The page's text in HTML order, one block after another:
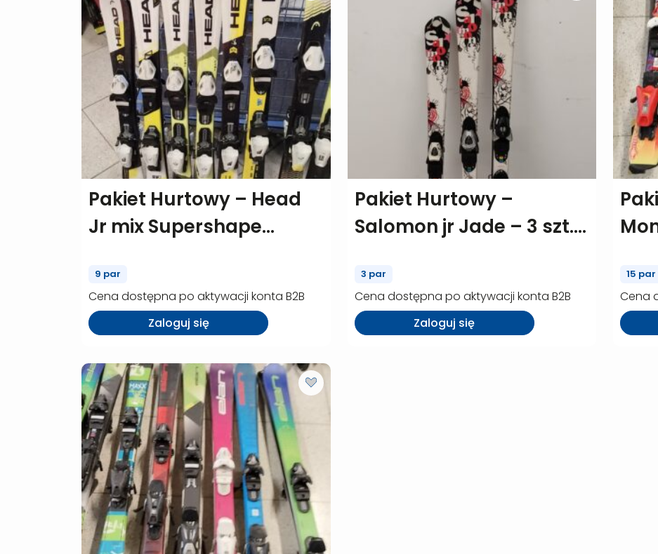
Pakiet Hurtowy – Head
Jr mix Supershape
szt. (P01590)
9 par
Cena dostępna po aktywacji konta B2B
Zaloguj się
Pakiet Hurtowy –
Salomon jr Jade – 3 szt.
3 par
Cena dostępna po aktywacji konta B2B
Zaloguj się
15 par
Cena